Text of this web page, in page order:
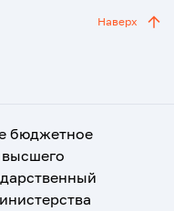
Наверх
бюджетное